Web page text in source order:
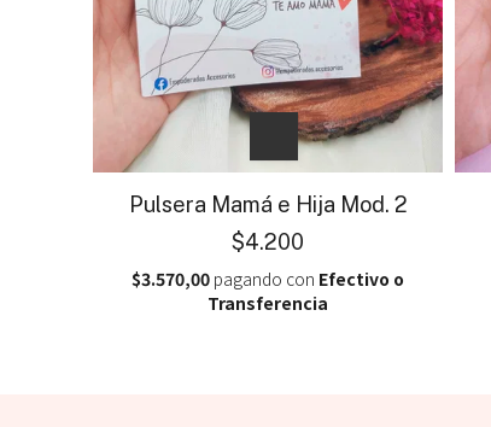
Pulsera Mamá e Hija Mod. 2
$4.200
$3.570,00 pagando con Efectivo o
Transferencia